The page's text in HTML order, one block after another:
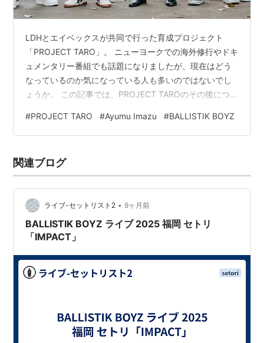
LDHとエイベックスが共同で行った育成プロジェクト
「PROJECT TARO」。 ニューヨークでの海外修行やドキ
ュメンタリー番組でも話題になりましたが、現在はどう
なっているのか気になっている人も多いのではないでし
ょうか。 この記事では、PROJECT TAROのその後につい
Imazu（今津渉）やBALLISTIK BOYZなどの現在の活動ま
でわかりやすく解説します。 当時のメンバー一覧やプロ
PROJECT TAROを詳しく知りたい方はぜひ最後までチェ
ックしてみてください。 プロジェクトTARO…
#PROJECT TARO #Ayumu Imazu #BALLISTIK BOYZ
関連ブログ
ライブ-セットリスト2 • 9ヶ月前
BALLISTIK BOYZ ライブ 2025 福岡 セトリ
「IMPACT」